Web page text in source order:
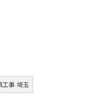
工事 埼玉